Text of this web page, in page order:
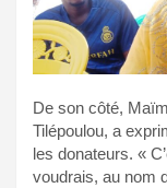
De son côté,
Tilépoulou, a
les donateurs. «
voudrais, au nom